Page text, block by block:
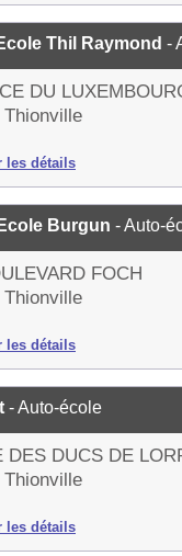
Thil Raymond -
DU
Thionville
les détails
Burgun - Auto-
FOCH
Thionville
les détails
- Auto-école
DES DUCS DE
Thionville
les détails